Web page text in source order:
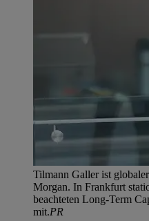
Tilmann Galler ist
Morgan. In Frankfurt
beachteten Long-Term
mit.PR